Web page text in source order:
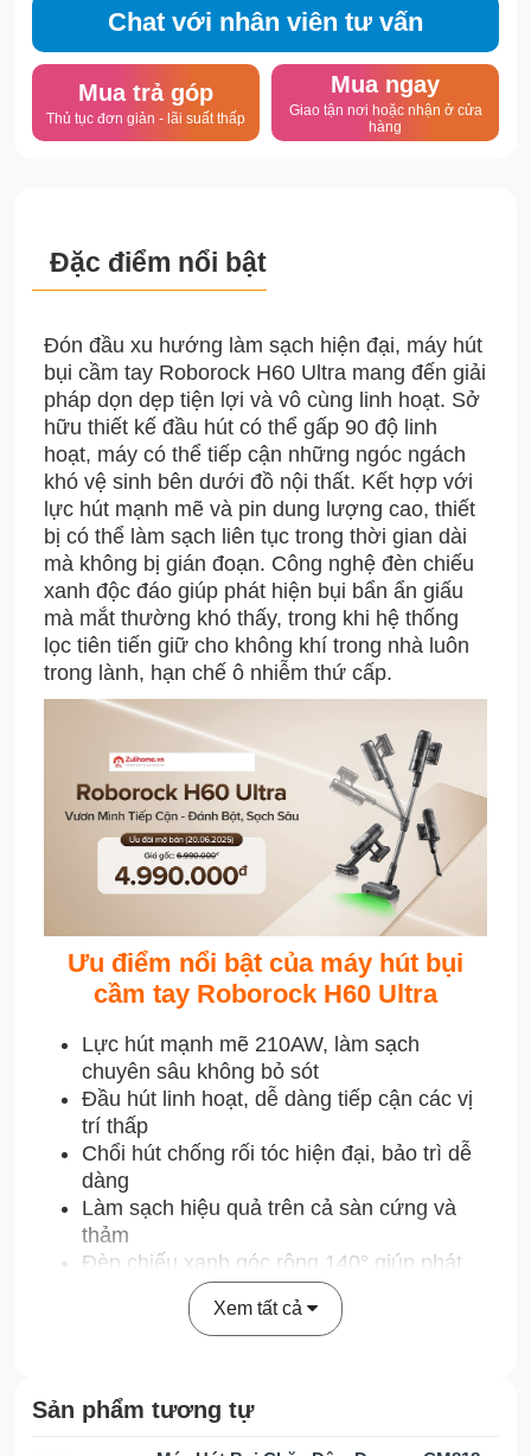
Chat với nhân viên tư vấn
Mua trả góp
Thủ tục đơn giản - lãi suất thấp
Mua ngay
Giao tận nơi hoặc nhận ở cửa
hàng
Đặc điểm nổi bật
Đón đầu xu hướng làm sạch hiện đại, máy hút
bụi cầm tay Roborock H60 Ultra mang đến giải
pháp dọn dẹp tiện lợi và vô cùng linh hoạt. Sở
hữu thiết kế đầu hút có thể gấp 90 độ linh
hoạt, máy có thể tiếp cận những ngóc ngách
khó vệ sinh bên dưới đồ nội thất. Kết hợp với
lực hút mạnh mẽ và pin dung lượng cao, thiết
bị có thể làm sạch liên tục trong thời gian dài
mà không bị gián đoạn. Công nghệ đèn chiếu
xanh độc đáo giúp phát hiện bụi bẩn ẩn giấu
mà mắt thường khó thấy, trong khi hệ thống
lọc tiên tiến giữ cho không khí trong nhà luôn
trong lành, hạn chế ô nhiễm thứ cấp.
Ưu điểm nổi bật của máy hút bụi
cầm tay Roborock H60 Ultra
Lực hút mạnh mẽ 210AW, làm sạch
chuyên sâu không bỏ sót
Đầu hút linh hoạt, dễ dàng tiếp cận các vị
trí thấp
Chổi hút chống rối tóc hiện đại, bảo trì dễ
dàng
Làm sạch hiệu quả trên cả sàn cứng và
thảm
Đèn chiếu xanh góc rộng 140° giúp phát
hiện bụi mịn dễ dàng
Hệ thống lọc 5 lớp giúp ngăn chặn ô
tiên tiến
Đầu hút thay thế đa dạng, làm sạch nhiều
Xem tất cả
Sản phẩm tương tự